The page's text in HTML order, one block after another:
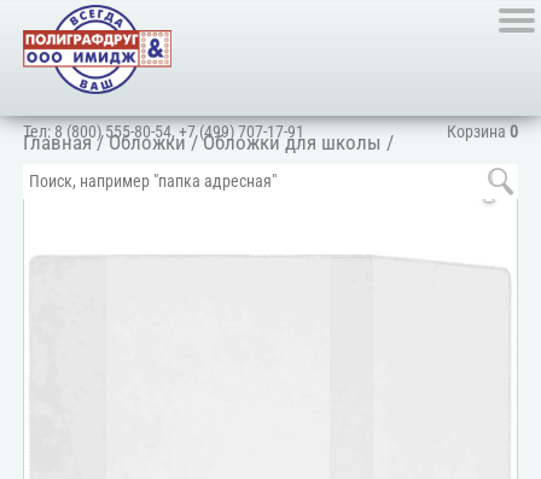
Корзина0
Тел:8 (800) 555-80-54,+7 (499) 707-17-91
Главная/Обложки/Обложки для школы /